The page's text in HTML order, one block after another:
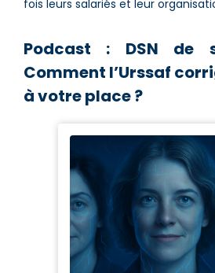
fois leurs salariés et leur
Podcast : DSN de
Comment l’Urssaf
à votre place ?